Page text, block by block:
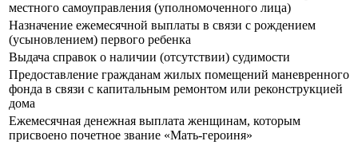
местного самоуправления (уполномоченного лица)
Назначение ежемесячной выплаты в связи с рождением
(усыновлением) первого ребенка
Выдача справок о наличии (отсутствии) судимости
Предоставление гражданам жилых помещений маневренного
фонда в связи с капитальным ремонтом или реконструкцией
дома
Ежемесячная денежная выплата женщинам, которым
присвоено почетное звание «Мать-героиня»